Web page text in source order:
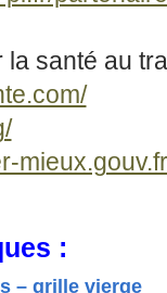
la santé au
:
– grille vierge